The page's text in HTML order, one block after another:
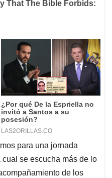
para una jornada
se escucha más de lo
de los